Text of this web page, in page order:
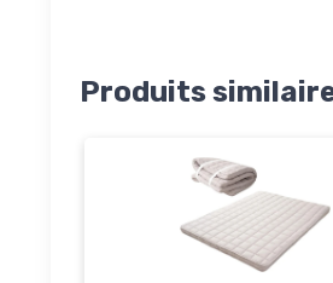
Produits